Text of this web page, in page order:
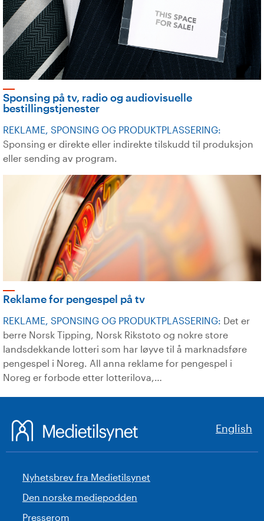
Sponsing på tv, radio og audiovisuelle
bestillingstjenester
REKLAME, SPONSING OG PRODUKTPLASSERING:
Sponsing er direkte eller indirekte tilskudd til produksjon
eller sending av program.
Reklame for pengespel på tv
REKLAME, SPONSING OG PRODUKTPLASSERING: Det er
berre Norsk Tipping, Norsk Rikstoto og nokre store
landsdekkande lotteri som har løyve til å marknadsføre
pengespel i Noreg. All anna reklame for pengespel i
Noreg er forbode etter lotterilova,…
English
Nyhetsbrev fra Medietilsynet
Den norske mediepodden
Presserom